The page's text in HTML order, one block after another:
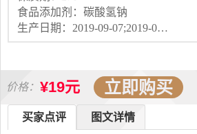
食品添加剂：碳酸氢钠
生产日期：2019-09-07;2019-09-07
价格： ¥19元 立即购买
图文详情
买家点评